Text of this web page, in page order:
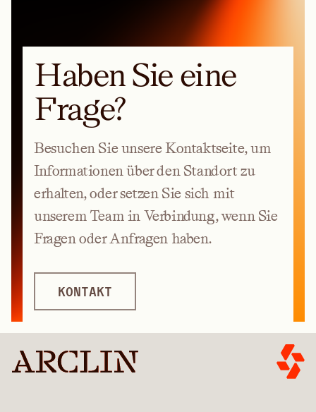
Haben Sie eine
Frage?
Besuchen Sie unsere Kontaktseite, um
Informationen über den Standort zu
erhalten, oder setzen Sie sich mit
unserem Team in Verbindung, wenn Sie
Fragen oder Anfragen haben.
KONTAKT